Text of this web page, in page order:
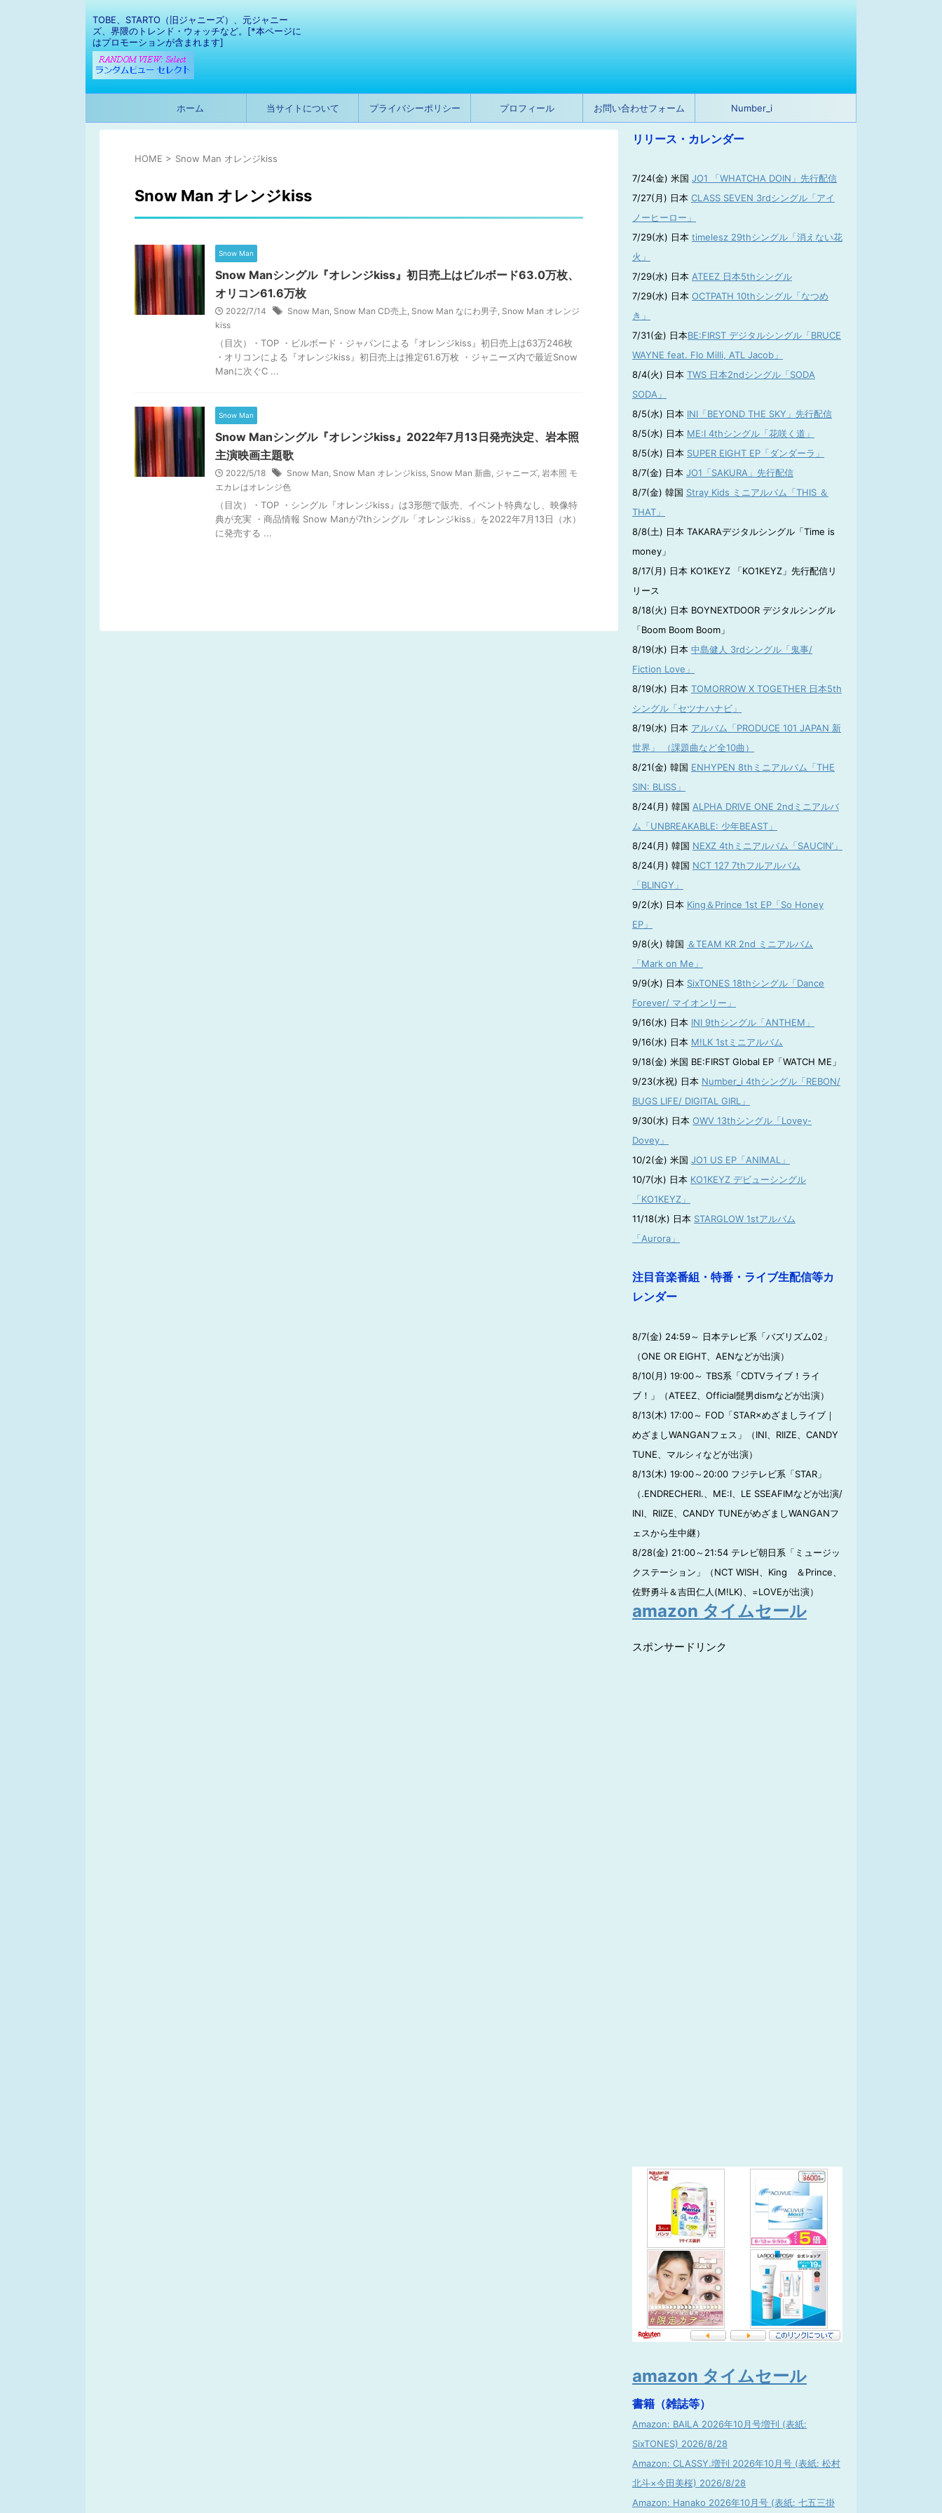
TOBE、STARTO（旧ジャニーズ）、元ジャニー
ズ、界隈のトレンド・ウォッチなど。[*本ページに
はプロモーションが含まれます]
ホーム 当サイトについて プライバシーポリシー プロフィール お問い合わせフォーム Number_i
HOME > Snow Man オレンジkiss
Snow Man オレンジkiss
Snow Man
Snow Manシングル『オレンジkiss』初日売上はビルボード63.0万枚、
オリコン61.6万枚
2022/7/14 Snow Man, Snow Man CD売上, Snow Man なにわ男子, Snow Man オレンジ
kiss
（目次）・TOP ・ビルボード・ジャパンによる『オレンジkiss』初日売上は63万246枚
・オリコンによる『オレンジkiss』初日売上は推定61.6万枚 ・ジャニーズ内で最近Snow
Manに次ぐC ...
Snow Man
Snow Manシングル『オレンジkiss』2022年7月13日発売決定、岩本照
主演映画主題歌
2022/5/18 Snow Man, Snow Man オレンジkiss, Snow Man 新曲, ジャニーズ, 岩本照 モ
エカレはオレンジ色
（目次）・TOP ・シングル『オレンジkiss』は3形態で販売、イベント特典なし、映像特
典が充実 ・商品情報 Snow Manが7thシングル「オレンジkiss」を2022年7月13日（水）
に発売する ...
リリース・カレンダー
7/24(金) 米国 JO1 「WHATCHA DOIN」先行配信
7/27(月) 日本 CLASS SEVEN 3rdシングル「アイ
ノーヒーロー」
7/29(水) 日本 timelesz 29thシングル「消えない花
火」
7/29(水) 日本 ATEEZ 日本5thシングル
7/29(水) 日本 OCTPATH 10thシングル「なつめ
き」
7/31(金) 日本BE:FIRST デジタルシングル「BRUCE
WAYNE feat. Flo Milli, ATL Jacob」
8/4(火) 日本 TWS 日本2ndシングル「SODA
SODA」
8/5(水) 日本 INI「BEYOND THE SKY」先行配信
8/5(水) 日本 ME:I 4thシングル「花咲く道」
8/5(水) 日本 SUPER EIGHT EP「ダンダーラ」
8/7(金) 日本 JO1「SAKURA」先行配信
8/7(金) 韓国 Stray Kids ミニアルバム「THIS ＆
THAT」
8/8(土) 日本 TAKARAデジタルシングル「Time is
money」
8/17(月) 日本 KO1KEYZ 「KO1KEYZ」先行配信リ
リース
8/18(火) 日本 BOYNEXTDOOR デジタルシングル
「Boom Boom Boom」
8/19(水) 日本 中島健人 3rdシングル「鬼事/
Fiction Love」
8/19(水) 日本 TOMORROW X TOGETHER 日本5th
シングル「セツナハナビ」
8/19(水) 日本 アルバム「PRODUCE 101 JAPAN 新
世界」 （課題曲など全10曲）
8/21(金) 韓国 ENHYPEN 8thミニアルバム「THE
SIN: BLISS」
8/24(月) 韓国 ALPHA DRIVE ONE 2ndミニアルバ
ム「UNBREAKABLE: 少年BEAST」
8/24(月) 韓国 NEXZ 4thミニアルバム「SAUCIN’」
8/24(月) 韓国 NCT 127 7thフルアルバム
「BLINGY」
9/2(水) 日本 King＆Prince 1st EP「So Honey
EP」
9/8(火) 韓国 ＆TEAM KR 2nd ミニアルバム
「Mark on Me」
9/9(水) 日本 SixTONES 18thシングル「Dance
Forever/ マイオンリー」
9/16(水) 日本 INI 9thシングル「ANTHEM」
9/16(水) 日本 M!LK 1stミニアルバム
9/18(金) 米国 BE:FIRST Global EP「WATCH ME」
9/23(水祝) 日本 Number_i 4thシングル「REBON/
BUGS LIFE/ DIGITAL GIRL」
9/30(水) 日本 OWV 13thシングル「Lovey-
Dovey」
10/2(金) 米国 JO1 US EP「ANIMAL」
10/7(水) 日本 KO1KEYZ デビューシングル
「KO1KEYZ」
11/18(水) 日本 STARGLOW 1stアルバム
「Aurora」
注目音楽番組・特番・ライブ生配信等カ
レンダー
8/7(金) 24:59～ 日本テレビ系「バズリズム02」
（ONE OR EIGHT、AENなどが出演）
8/10(月) 19:00～ TBS系「CDTVライブ！ライ
ブ！」（ATEEZ、Official髭男dismなどが出演）
8/13(木) 17:00～ FOD「STAR×めざましライブ｜
めざましWANGANフェス」（INI、RIIZE、CANDY
TUNE、マルシィなどが出演）
8/13(木) 19:00～20:00 フジテレビ系「STAR」
（.ENDRECHERI.、ME:I、LE SSEAFIMなどが出演/
INI、RIIZE、CANDY TUNEがめざましWANGANフ
ェスから生中継）
8/28(金) 21:00～21:54 テレビ朝日系「ミュージッ
クステーション」（NCT WISH、King ＆Prince、
佐野勇斗＆吉田仁人(M!LK)、=LOVEが出演）
amazon タイムセール
スポンサードリンク
amazon タイムセール
書籍（雑誌等）
Amazon: BAILA 2026年10月号増刊 (表紙:
SixTONES) 2026/8/28
Amazon: CLASSY.増刊 2026年10月号 (表紙: 松村
北斗×今田美桜) 2026/8/28
Amazon: Hanako 2026年10月号 (表紙: 七五三掛